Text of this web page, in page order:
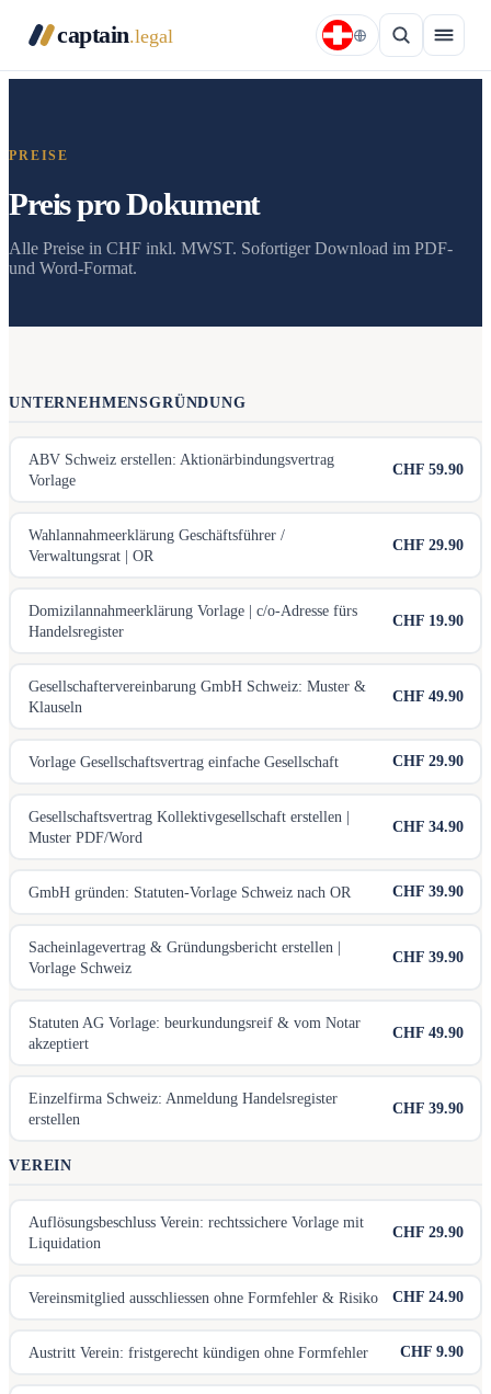
captain.legal
PREISE
Preis pro Dokument
Alle Preise in CHF inkl. MWST. Sofortiger Download im PDF-
und Word-Format.
UNTERNEHMENSGRÜNDUNG
ABV Schweiz erstellen: Aktionärbindungsvertrag
Vorlage
CHF 59.90
Wahlannahmeerklärung Geschäftsführer /
Verwaltungsrat | OR
CHF 29.90
Domizilannahmeerklärung Vorlage | c/o-Adresse fürs
Handelsregister
CHF 19.90
Gesellschaftervereinbarung GmbH Schweiz: Muster &
Klauseln
CHF 49.90
Vorlage Gesellschaftsvertrag einfache Gesellschaft CHF 29.90
Gesellschaftsvertrag Kollektivgesellschaft erstellen |
Muster PDF/Word
CHF 34.90
GmbH gründen: Statuten-Vorlage Schweiz nach OR CHF 39.90
Sacheinlagevertrag & Gründungsbericht erstellen |
Vorlage Schweiz
CHF 39.90
Statuten AG Vorlage: beurkundungsreif & vom Notar
akzeptiert
CHF 49.90
Einzelfirma Schweiz: Anmeldung Handelsregister
erstellen
CHF 39.90
VEREIN
Auflösungsbeschluss Verein: rechtssichere Vorlage mit
Liquidation
CHF 29.90
Vereinsmitglied ausschliessen ohne Formfehler & Risiko CHF 24.90
Austritt Verein: fristgerecht kündigen ohne Formfehler CHF 9.90